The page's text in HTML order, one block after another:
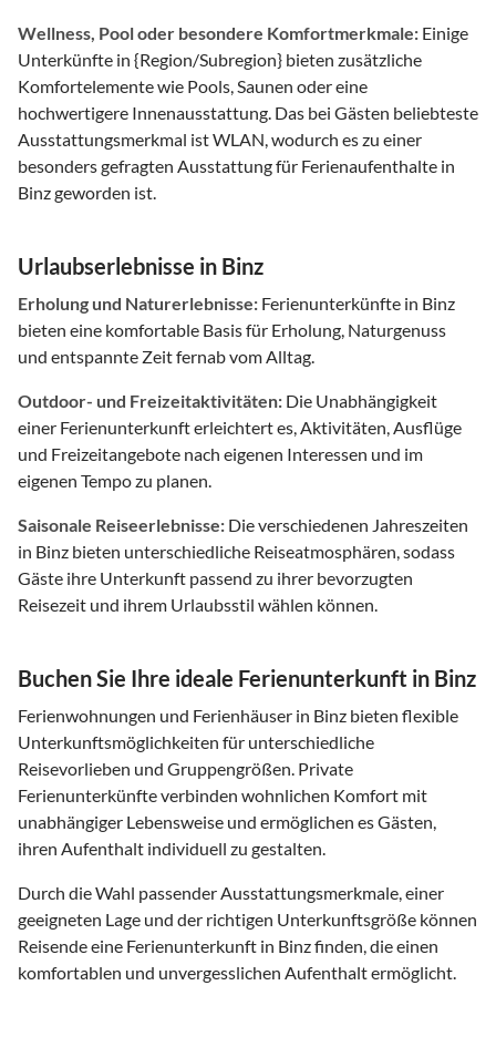
Wellness, Pool oder besondere Komfortmerkmale: Einige
Unterkünfte in {Region/Subregion} bieten zusätzliche
Komfortelemente wie Pools, Saunen oder eine
hochwertigere Innenausstattung. Das bei Gästen beliebteste
Ausstattungsmerkmal ist WLAN, wodurch es zu einer
besonders gefragten Ausstattung für Ferienaufenthalte in
Binz geworden ist.
Urlaubserlebnisse in Binz
Erholung und Naturerlebnisse: Ferienunterkünfte in Binz
bieten eine komfortable Basis für Erholung, Naturgenuss
und entspannte Zeit fernab vom Alltag.
Outdoor- und Freizeitaktivitäten: Die Unabhängigkeit
einer Ferienunterkunft erleichtert es, Aktivitäten, Ausflüge
und Freizeitangebote nach eigenen Interessen und im
eigenen Tempo zu planen.
Saisonale Reiseerlebnisse: Die verschiedenen Jahreszeiten
in Binz bieten unterschiedliche Reiseatmosphären, sodass
Gäste ihre Unterkunft passend zu ihrer bevorzugten
Reisezeit und ihrem Urlaubsstil wählen können.
Buchen Sie Ihre ideale Ferienunterkunft in Binz
Ferienwohnungen und Ferienhäuser in Binz bieten flexible
Unterkunftsmöglichkeiten für unterschiedliche
Reisevorlieben und Gruppengrößen. Private
Ferienunterkünfte verbinden wohnlichen Komfort mit
unabhängiger Lebensweise und ermöglichen es Gästen,
ihren Aufenthalt individuell zu gestalten.
Durch die Wahl passender Ausstattungsmerkmale, einer
geeigneten Lage und der richtigen Unterkunftsgröße können
Reisende eine Ferienunterkunft in Binz finden, die einen
komfortablen und unvergesslichen Aufenthalt ermöglicht.